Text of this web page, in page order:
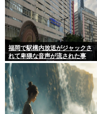
福岡で駅構内放送がジャックさ
れて卑猥な音声が流された事
件、やはり元音声は動ありの動
画だった